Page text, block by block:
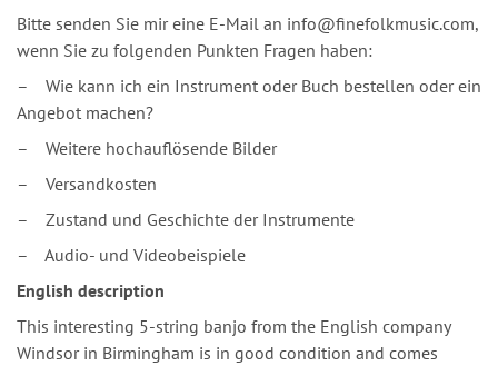
Bitte senden Sie mir eine E-Mail an info@finefolkmusic.com,
wenn Sie zu folgenden Punkten Fragen haben:
– Wie kann ich ein Instrument oder Buch bestellen oder ein
Angebot machen?
– Weitere hochauflösende Bilder
– Versandkosten
– Zustand und Geschichte der Instrumente
– Audio- und Videobeispiele
English description
This interesting 5-string banjo from the English company
Windsor in Birmingham is in good condition and comes